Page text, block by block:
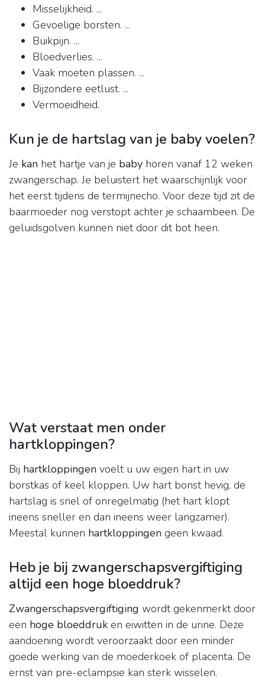
Misselijkheid. ...
Gevoelige borsten. ...
Buikpijn. ...
Bloedverlies. ...
Vaak moeten plassen. ...
Bijzondere eetlust. ...
Vermoeidheid.
Kun je de hartslag van je baby voelen?
Je kan het hartje van je baby horen vanaf 12 weken
zwangerschap. Je beluistert het waarschijnlijk voor
het eerst tijdens de termijnecho. Voor deze tijd zit de
baarmoeder nog verstopt achter je schaambeen. De
geluidsgolven kunnen niet door dit bot heen.
Wat verstaat men onder
hartkloppingen?
Bij hartkloppingen voelt u uw eigen hart in uw
borstkas of keel kloppen. Uw hart bonst hevig, de
hartslag is snel of onregelmatig (het hart klopt
ineens sneller en dan ineens weer langzamer).
Meestal kunnen hartkloppingen geen kwaad.
Heb je bij zwangerschapsvergiftiging
altijd een hoge bloeddruk?
Zwangerschapsvergiftiging wordt gekenmerkt door
een hoge bloeddruk en eiwitten in de urine. Deze
aandoening wordt veroorzaakt door een minder
goede werking van de moederkoek of placenta. De
ernst van pre-eclampsie kan sterk wisselen.